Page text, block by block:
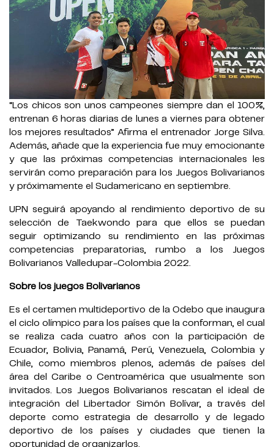
“Los chicos son unos campeones siempre dan el 100%,
entrenan 6 horas diarias de lunes a viernes para obtener
los mejores resultados” Afirma el entrenador Jorge Silva.
Además, añade que la experiencia fue muy emocionante
y que las próximas competencias internacionales les
servirán como preparación para los Juegos Bolivarianos
y próximamente el Sudamericano en septiembre.
UPN seguirá apoyando al rendimiento deportivo de su
selección de Taekwondo para que ellos se puedan
seguir optimizando su rendimiento en las próximas
competencias preparatorias, rumbo a los Juegos
Bolivarianos Valledupar-Colombia 2022.
Sobre los juegos Bolivarianos
Es el certamen multideportivo de la Odebo que inaugura
el ciclo olímpico para los países que la conforman, el cual
se realiza cada cuatro años con la participación de
Ecuador, Bolivia, Panamá, Perú, Venezuela, Colombia y
Chile, como miembros plenos, además de países del
área del Caribe o Centroamérica que usualmente son
invitados. Los Juegos Bolivarianos rescatan el ideal de
integración del Libertador Simón Bolívar, a través del
deporte como estrategia de desarrollo y de legado
deportivo de los países y ciudades que tienen la
oportunidad de organizarlos.